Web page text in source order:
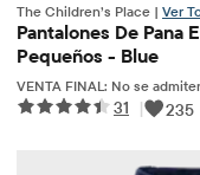
The Children’s Place | Ver
Pantalones De Pana
Pequeños - Blue
VENTA FINAL: No se
31 | 235